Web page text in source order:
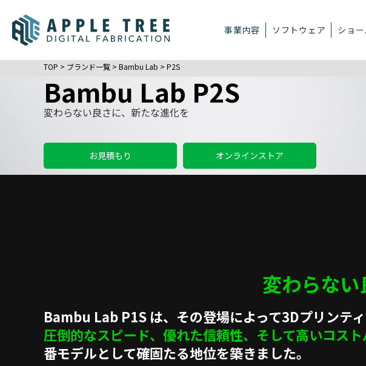
事業内容 ソフトウェア ショ
TOP > ブランド一覧 > Bambu Lab > P2S
Bambu Lab P2S
変わらない良さに、新たな進化を
お見積もり オンラインストア
変わらない
Bambu Lab P1S は、その登場によって3Dプリンテ
圧倒的なスピード、優れた信頼性、そして高いコス
番モデルとして確固たる地位を築きました。